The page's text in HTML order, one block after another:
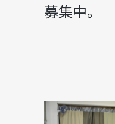
募集中。